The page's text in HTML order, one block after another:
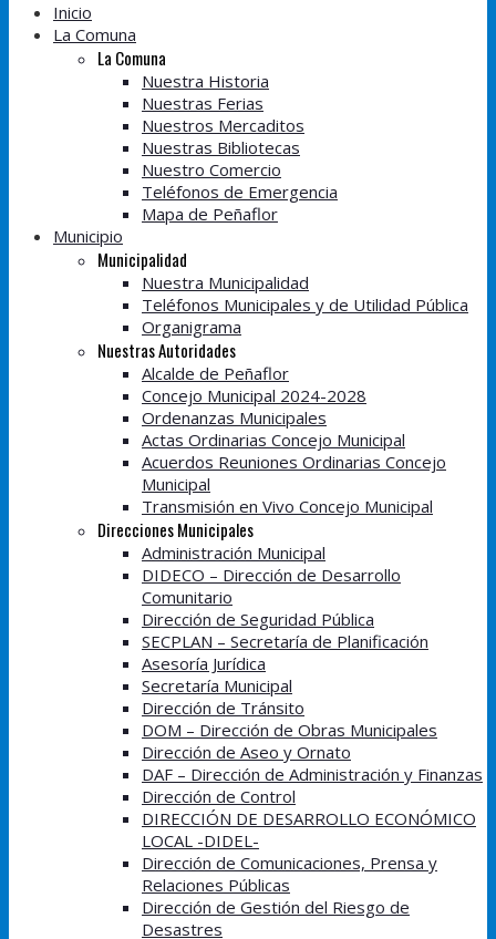
Inicio
La Comuna
La Comuna
Nuestra Historia
Nuestras Ferias
Nuestros Mercaditos
Nuestras Bibliotecas
Nuestro Comercio
Teléfonos de Emergencia
Mapa de Peñaflor
Municipio
Municipalidad
Nuestra Municipalidad
Teléfonos Municipales y de Utilidad Pública
Organigrama
Nuestras Autoridades
Alcalde de Peñaflor
Concejo Municipal 2024-2028
Ordenanzas Municipales
Actas Ordinarias Concejo Municipal
Acuerdos Reuniones Ordinarias Concejo
Municipal
Transmisión en Vivo Concejo Municipal
Direcciones Municipales
Administración Municipal
DIDECO – Dirección de Desarrollo
Comunitario
Dirección de Seguridad Pública
SECPLAN – Secretaría de Planificación
Asesoría Jurídica
Secretaría Municipal
Dirección de Tránsito
DOM – Dirección de Obras Municipales
Dirección de Aseo y Ornato
DAF – Dirección de Administración y Finanzas
Dirección de Control
DIRECCIÓN DE DESARROLLO ECONÓMICO
LOCAL -DIDEL-
Dirección de Comunicaciones, Prensa y
Relaciones Públicas
Dirección de Gestión del Riesgo de
Desastres